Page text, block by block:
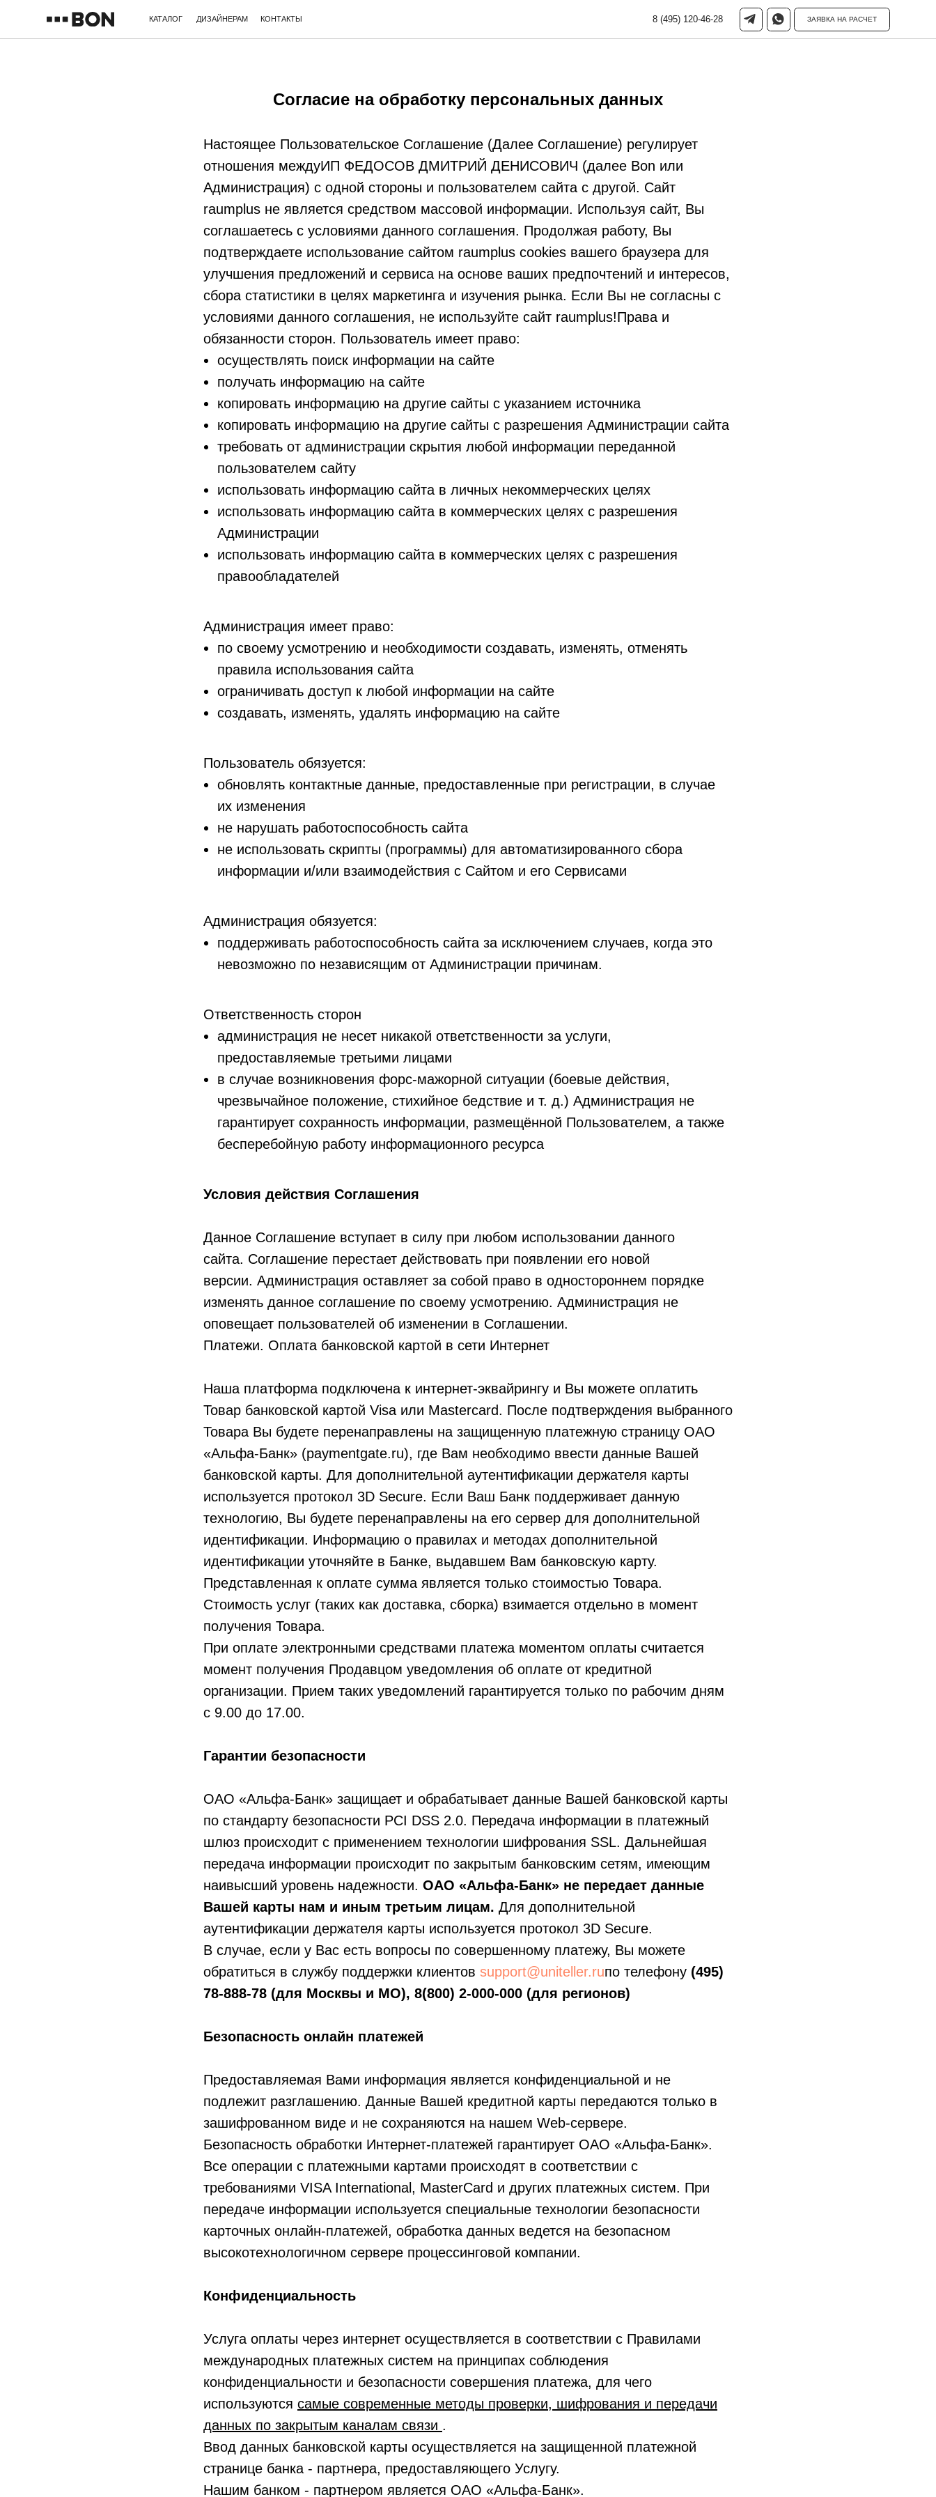
КАТАЛОГ ДИЗАЙНЕРАМ КОНТАКТЫ ЗАЯВКА НА РАСЧЕТ
Согласие на обработку персональных данных
Настоящее Пользовательское Соглашение (Далее Соглашение) регулирует
отношения междуИП ФЕДОСОВ ДМИТРИЙ ДЕНИСОВИЧ (далее Bon или
Администрация) с одной стороны и пользователем сайта с другой. Сайт
raumplus не является средством массовой информации. Используя сайт, Вы
соглашаетесь с условиями данного соглашения. Продолжая работу, Вы
подтверждаете использование сайтом raumplus cookies вашего браузера для
улучшения предложений и сервиса на основе ваших предпочтений и интересов,
сбора статистики в целях маркетинга и изучения рынка. Если Вы не согласны с
условиями данного соглашения, не используйте сайт raumplus!Права и
обязанности сторон. Пользователь имеет право:
осуществлять поиск информации на сайте
получать информацию на сайте
копировать информацию на другие сайты с указанием источника
копировать информацию на другие сайты с разрешения Администрации сайта
требовать от администрации скрытия любой информации переданной
пользователем сайту
использовать информацию сайта в личных некоммерческих целях
использовать информацию сайта в коммерческих целях с разрешения
Администрации
использовать информацию сайта в коммерческих целях с разрешения
правообладателей
Администрация имеет право:
по своему усмотрению и необходимости создавать, изменять, отменять
правила использования сайта
ограничивать доступ к любой информации на сайте
создавать, изменять, удалять информацию на сайте
Пользователь обязуется:
обновлять контактные данные, предоставленные при регистрации, в случае
их изменения
не нарушать работоспособность сайта
не использовать скрипты (программы) для автоматизированного сбора
информации и/или взаимодействия с Сайтом и его Сервисами
Администрация обязуется:
поддерживать работоспособность сайта за исключением случаев, когда это
невозможно по независящим от Администрации причинам.
Ответственность сторон
администрация не несет никакой ответственности за услуги,
предоставляемые третьими лицами
в случае возникновения форс-мажорной ситуации (боевые действия,
чрезвычайное положение, стихийное бедствие и т. д.) Администрация не
гарантирует сохранность информации, размещённой Пользователем, а также
бесперебойную работу информационного ресурса
Условия действия Соглашения
Данное Соглашение вступает в силу при любом использовании данного
сайта. Соглашение перестает действовать при появлении его новой
версии. Администрация оставляет за собой право в одностороннем порядке
изменять данное соглашение по своему усмотрению. Администрация не
оповещает пользователей об изменении в Соглашении.
Платежи. Оплата банковской картой в сети Интернет
Наша платформа подключена к интернет-эквайрингу и Вы можете оплатить
Товар банковской картой Visa или Mastercard. После подтверждения выбранного
Товара Вы будете перенаправлены на защищенную платежную страницу ОАО
«Альфа-Банк» (paymentgate.ru), где Вам необходимо ввести данные Вашей
банковской карты. Для дополнительной аутентификации держателя карты
используется протокол 3D Secure. Если Ваш Банк поддерживает данную
технологию, Вы будете перенаправлены на его сервер для дополнительной
идентификации. Информацию о правилах и методах дополнительной
идентификации уточняйте в Банке, выдавшем Вам банковскую карту.
Представленная к оплате сумма является только стоимостью Товара.
Стоимость услуг (таких как доставка, сборка) взимается отдельно в момент
получения Товара.
При оплате электронными средствами платежа моментом оплаты считается
момент получения Продавцом уведомления об оплате от кредитной
организации. Прием таких уведомлений гарантируется только по рабочим дням
с 9.00 до 17.00.
Гарантии безопасности
ОАО «Альфа-Банк» защищает и обрабатывает данные Вашей банковской карты
по стандарту безопасности PCI DSS 2.0. Передача информации в платежный
шлюз происходит с применением технологии шифрования SSL. Дальнейшая
передача информации происходит по закрытым банковским сетям, имеющим
наивысший уровень надежности. ОАО «Альфа-Банк» не передает данные
Вашей карты нам и иным третьим лицам. Для дополнительной
аутентификации держателя карты используется протокол 3D Secure.
В случае, если у Вас есть вопросы по совершенному платежу, Вы можете
обратиться в службу поддержки клиентов support@uniteller.ruпо телефону (495)
78-888-78 (для Москвы и МО), 8(800) 2-000-000 (для регионов)
Безопасность онлайн платежей
Предоставляемая Вами информация является конфиденциальной и не
подлежит разглашению. Данные Вашей кредитной карты передаются только в
зашифрованном виде и не сохраняются на нашем Web-сервере.
Безопасность обработки Интернет-платежей гарантирует ОАО «Альфа-Банк».
Все операции с платежными картами происходят в соответствии с
требованиями VISA International, MasterCard и других платежных систем. При
передаче информации используется специальные технологии безопасности
карточных онлайн-платежей, обработка данных ведется на безопасном
высокотехнологичном сервере процессинговой компании.
Конфиденциальность
Услуга оплаты через интернет осуществляется в соответствии с Правилами
международных платежных систем на принципах соблюдения
конфиденциальности и безопасности совершения платежа, для чего
используются самые современные методы проверки, шифрования и передачи
данных по закрытым каналам связи .
Ввод данных банковской карты осуществляется на защищенной платежной
странице банка - партнера, предоставляющего Услугу.
Нашим банком - партнером является ОАО «Альфа-Банк».